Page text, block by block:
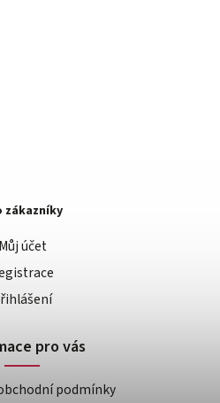
zákazníky
Můj účet
pro vás
podmínky